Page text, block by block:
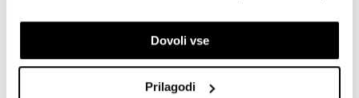
Identificirati napravo z aktivnim preverjanjem
lastnosti (odčitavanje prstnih odtisov)
Poglejte si še, kako se obdelujejo vaši osebni podatki in
nastavite svoje preference vrazdelku o podrobnostih
Dovoli vse
Prilagodi